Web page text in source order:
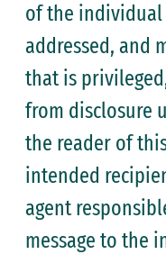
of the
addressed, and
that is
from disclosure
the reader of
intended
agent
message to the